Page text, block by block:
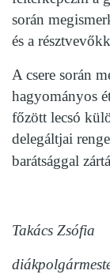
során
és a
A csere során
hagyományos
főzött lecsó
delegáltjai
barátsággal
Takács Zsófia